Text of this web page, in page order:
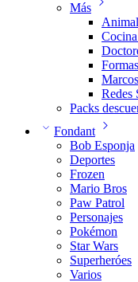
Más
Formas
Marcos
Redes
Packs
Fondant
Bob Esponja
Deportes
Frozen
Mario Bros
Paw Patrol
Personajes
Pokémon
Star Wars
Superheróes
Varios